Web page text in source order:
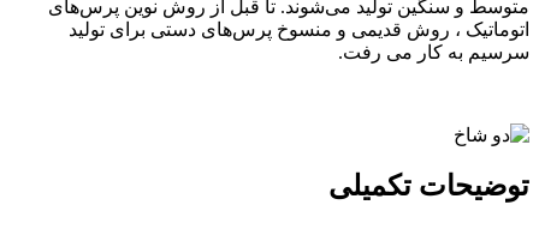
متوسط و سنگین تولید می‌شوند. تا قبل از روش نوین پرس‌های
اتوماتیک ، روش قدیمی و منسوخ پرس‌های دستی برای تولید
سرسیم به کار می رفت.
توضیحات تکمیلی